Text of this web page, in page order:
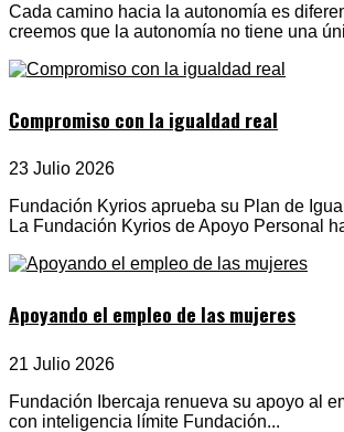
Cada camino hacia la autonomía es
creemos que la autonomía no tiene una
Compromiso con la igualdad real
23 Julio 2026
Fundación Kyrios aprueba su Plan de
La Fundación Kyrios de Apoyo Personal
Apoyando el empleo de las mujeres
21 Julio 2026
Fundación Ibercaja renueva su apoyo al
con inteligencia límite Fundación...